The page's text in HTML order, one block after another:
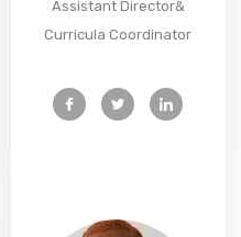
Assistant Director&
Curricula Coordinator